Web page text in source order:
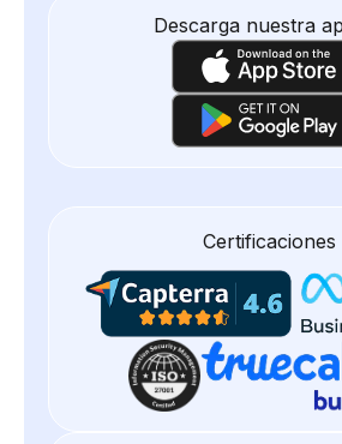
Descarga nuestra
Certificaciones